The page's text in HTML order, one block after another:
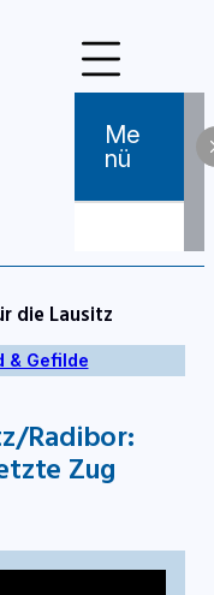
Me
Nü
die Lausitz
& Gefilde
Radibor:
Zug